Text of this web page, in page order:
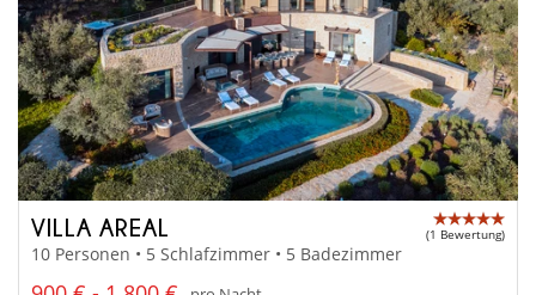
VILLA AREAL (1 Bewertung)
10 Personen • 5 Schlafzimmer • 5 Badezimmer